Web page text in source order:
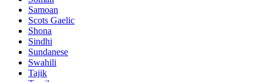
Samoan
Scots Gaelic
Shona
Sindhi
Sundanese
Swahili
Tajik